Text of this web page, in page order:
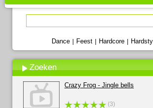
Dance Feest Hardcore
Zoeken
Crazy Frog - Jingle bells
(3)